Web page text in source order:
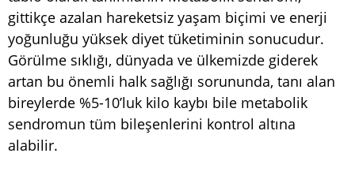
gittikçe azalan hareketsiz yaşam biçimi ve enerji
yoğunluğu yüksek diyet tüketiminin sonucudur.
Görülme sıklığı, dünyada ve ülkemizde giderek
artan bu önemli halk sağlığı sorununda, tanı alan
bireylerde %5-10’luk kilo kaybı bile metabolik
sendromun tüm bileşenlerini kontrol altına
alabilir.